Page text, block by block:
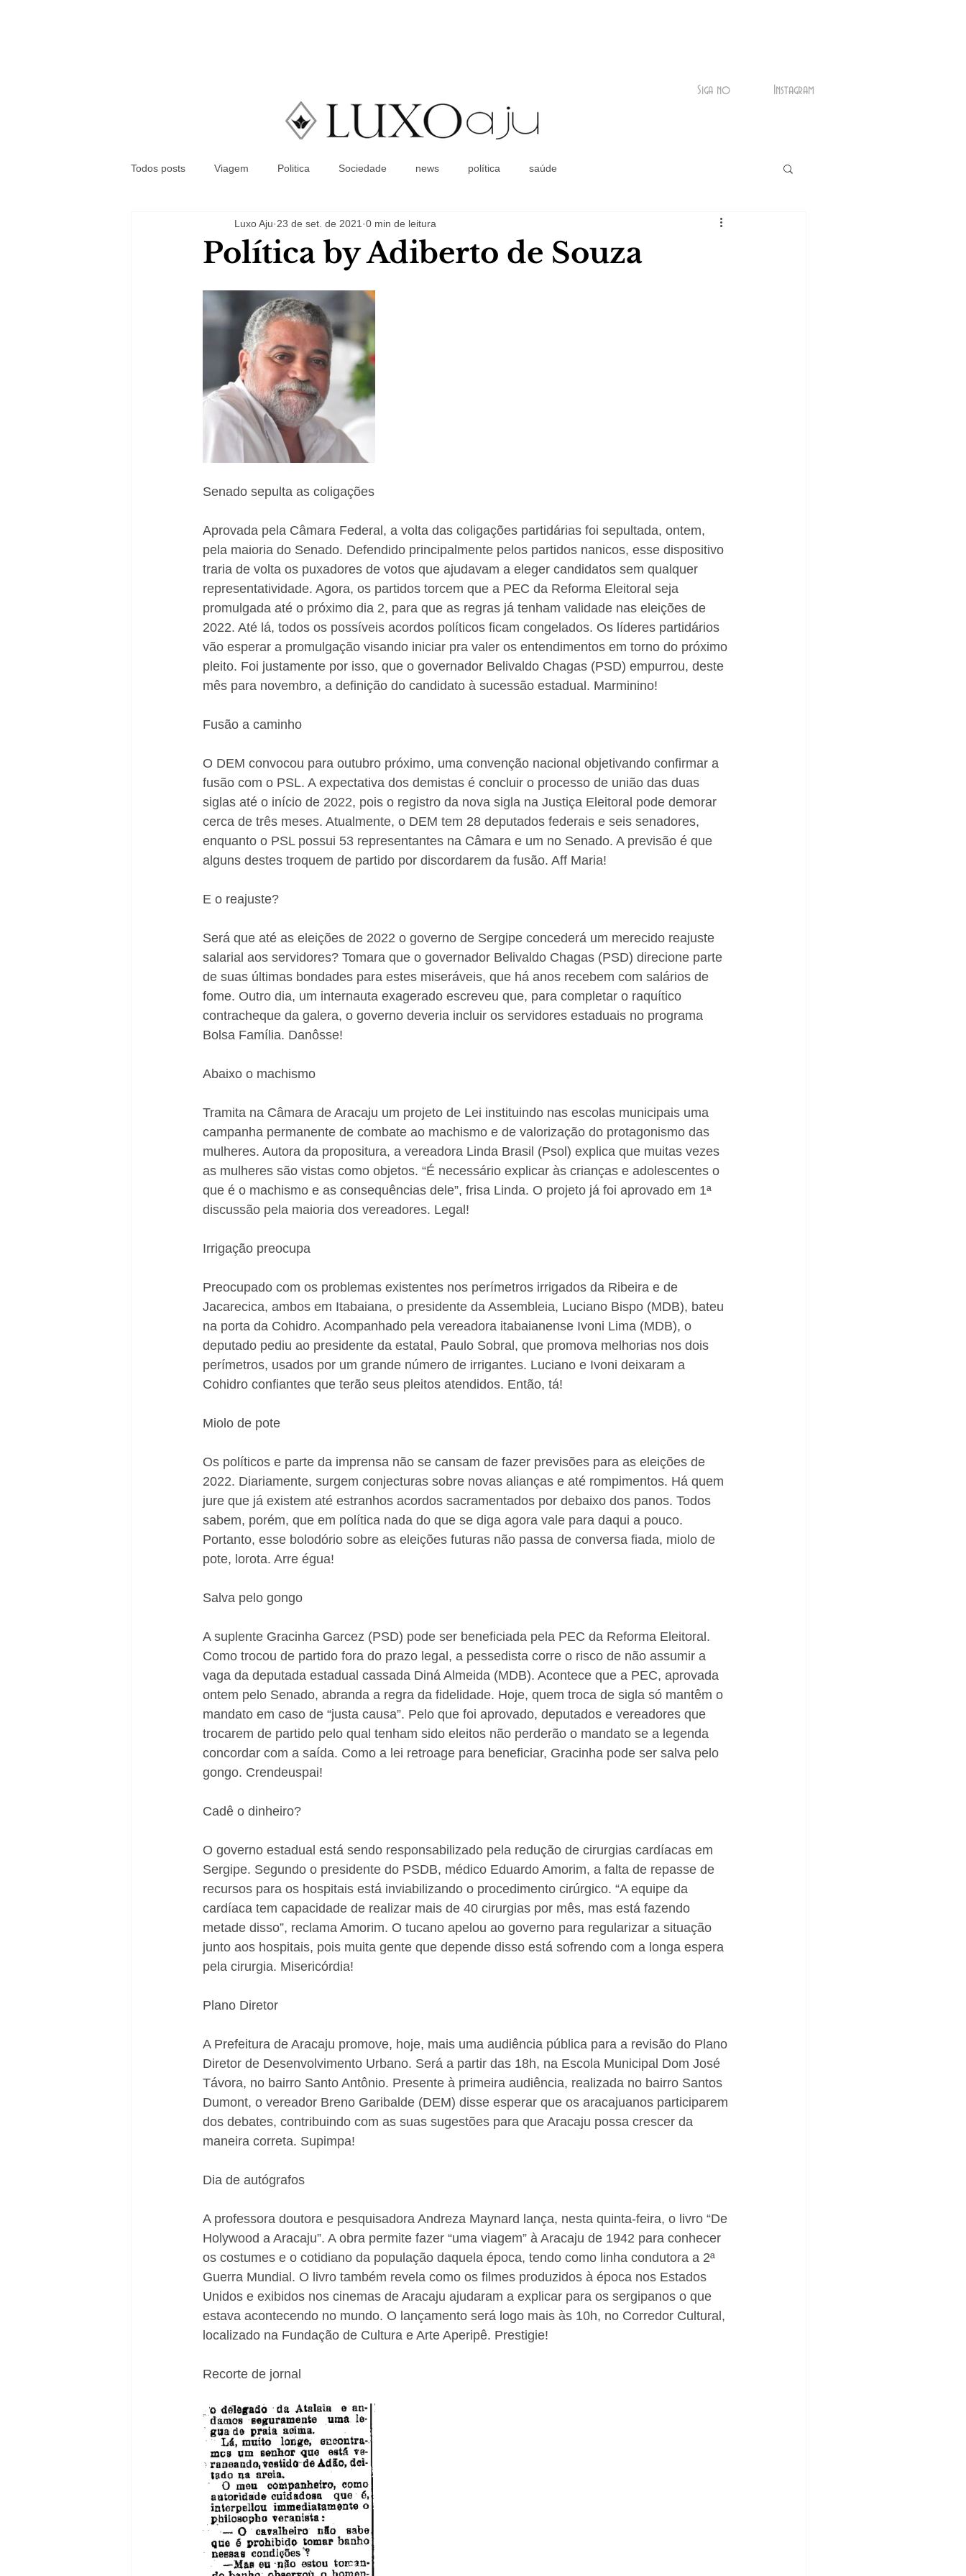
Coluna Social
Siga no Instagram
Todos posts Viagem Politica Sociedade news política saúde
Política by Adiberto de Souza
Luxo Aju 23 de set. de 2021 0 min de leitura
Senado sepulta as coligações
Aprovada pela Câmara Federal, a volta das coligações partidárias foi sepultada, ontem,
pela maioria do Senado. Defendido principalmente pelos partidos nanicos, esse dispositivo
traria de volta os puxadores de votos que ajudavam a eleger candidatos sem qualquer
representatividade. Agora, os partidos torcem que a PEC da Reforma Eleitoral seja
promulgada até o próximo dia 2, para que as regras já tenham validade nas eleições de
2022. Até lá, todos os possíveis acordos políticos ficam congelados. Os líderes partidários
vão esperar a promulgação visando iniciar pra valer os entendimentos em torno do próximo
pleito. Foi justamente por isso, que o governador Belivaldo Chagas (PSD) empurrou, deste
mês para novembro, a definição do candidato à sucessão estadual. Marminino!
Fusão a caminho
O DEM convocou para outubro próximo, uma convenção nacional objetivando confirmar a
fusão com o PSL. A expectativa dos demistas é concluir o processo de união das duas
siglas até o início de 2022, pois o registro da nova sigla na Justiça Eleitoral pode demorar
cerca de três meses. Atualmente, o DEM tem 28 deputados federais e seis senadores,
enquanto o PSL possui 53 representantes na Câmara e um no Senado. A previsão é que
alguns destes troquem de partido por discordarem da fusão. Aff Maria!
E o reajuste?
Será que até as eleições de 2022 o governo de Sergipe concederá um merecido reajuste
salarial aos servidores? Tomara que o governador Belivaldo Chagas (PSD) direcione parte
de suas últimas bondades para estes miseráveis, que há anos recebem com salários de
fome. Outro dia, um internauta exagerado escreveu que, para completar o raquítico
contracheque da galera, o governo deveria incluir os servidores estaduais no programa
Bolsa Família. Danôsse!
Abaixo o machismo
Tramita na Câmara de Aracaju um projeto de Lei instituindo nas escolas municipais uma
campanha permanente de combate ao machismo e de valorização do protagonismo das
mulheres. Autora da propositura, a vereadora Linda Brasil (Psol) explica que muitas vezes
as mulheres são vistas como objetos. “É necessário explicar às crianças e adolescentes o
que é o machismo e as consequências dele”, frisa Linda. O projeto já foi aprovado em 1ª
discussão pela maioria dos vereadores. Legal!
Irrigação preocupa
Preocupado com os problemas existentes nos perímetros irrigados da Ribeira e de
Jacarecica, ambos em Itabaiana, o presidente da Assembleia, Luciano Bispo (MDB), bateu
na porta da Cohidro. Acompanhado pela vereadora itabaianense Ivoni Lima (MDB), o
deputado pediu ao presidente da estatal, Paulo Sobral, que promova melhorias nos dois
perímetros, usados por um grande número de irrigantes. Luciano e Ivoni deixaram a
Cohidro confiantes que terão seus pleitos atendidos. Então, tá!
Miolo de pote
Os políticos e parte da imprensa não se cansam de fazer previsões para as eleições de
2022. Diariamente, surgem conjecturas sobre novas alianças e até rompimentos. Há quem
jure que já existem até estranhos acordos sacramentados por debaixo dos panos. Todos
sabem, porém, que em política nada do que se diga agora vale para daqui a pouco.
Portanto, esse bolodório sobre as eleições futuras não passa de conversa fiada, miolo de
pote, lorota. Arre égua!
Salva pelo gongo
A suplente Gracinha Garcez (PSD) pode ser beneficiada pela PEC da Reforma Eleitoral.
Como trocou de partido fora do prazo legal, a pessedista corre o risco de não assumir a
vaga da deputada estadual cassada Diná Almeida (MDB). Acontece que a PEC, aprovada
ontem pelo Senado, abranda a regra da fidelidade. Hoje, quem troca de sigla só mantêm o
mandato em caso de “justa causa”. Pelo que foi aprovado, deputados e vereadores que
trocarem de partido pelo qual tenham sido eleitos não perderão o mandato se a legenda
concordar com a saída. Como a lei retroage para beneficiar, Gracinha pode ser salva pelo
gongo. Crendeuspai!
Cadê o dinheiro?
O governo estadual está sendo responsabilizado pela redução de cirurgias cardíacas em
Sergipe. Segundo o presidente do PSDB, médico Eduardo Amorim, a falta de repasse de
recursos para os hospitais está inviabilizando o procedimento cirúrgico. “A equipe da
cardíaca tem capacidade de realizar mais de 40 cirurgias por mês, mas está fazendo
metade disso”, reclama Amorim. O tucano apelou ao governo para regularizar a situação
junto aos hospitais, pois muita gente que depende disso está sofrendo com a longa espera
pela cirurgia. Misericórdia!
Plano Diretor
A Prefeitura de Aracaju promove, hoje, mais uma audiência pública para a revisão do Plano
Diretor de Desenvolvimento Urbano. Será a partir das 18h, na Escola Municipal Dom José
Távora, no bairro Santo Antônio. Presente à primeira audiência, realizada no bairro Santos
Dumont, o vereador Breno Garibalde (DEM) disse esperar que os aracajuanos participarem
dos debates, contribuindo com as suas sugestões para que Aracaju possa crescer da
maneira correta. Supimpa!
Dia de autógrafos
A professora doutora e pesquisadora Andreza Maynard lança, nesta quinta-feira, o livro “De
Holywood a Aracaju”. A obra permite fazer “uma viagem” à Aracaju de 1942 para conhecer
os costumes e o cotidiano da população daquela época, tendo como linha condutora a 2ª
Guerra Mundial. O livro também revela como os filmes produzidos à época nos Estados
Unidos e exibidos nos cinemas de Aracaju ajudaram a explicar para os sergipanos o que
estava acontecendo no mundo. O lançamento será logo mais às 10h, no Corredor Cultural,
localizado na Fundação de Cultura e Arte Aperipê. Prestigie!
Recorte de jornal